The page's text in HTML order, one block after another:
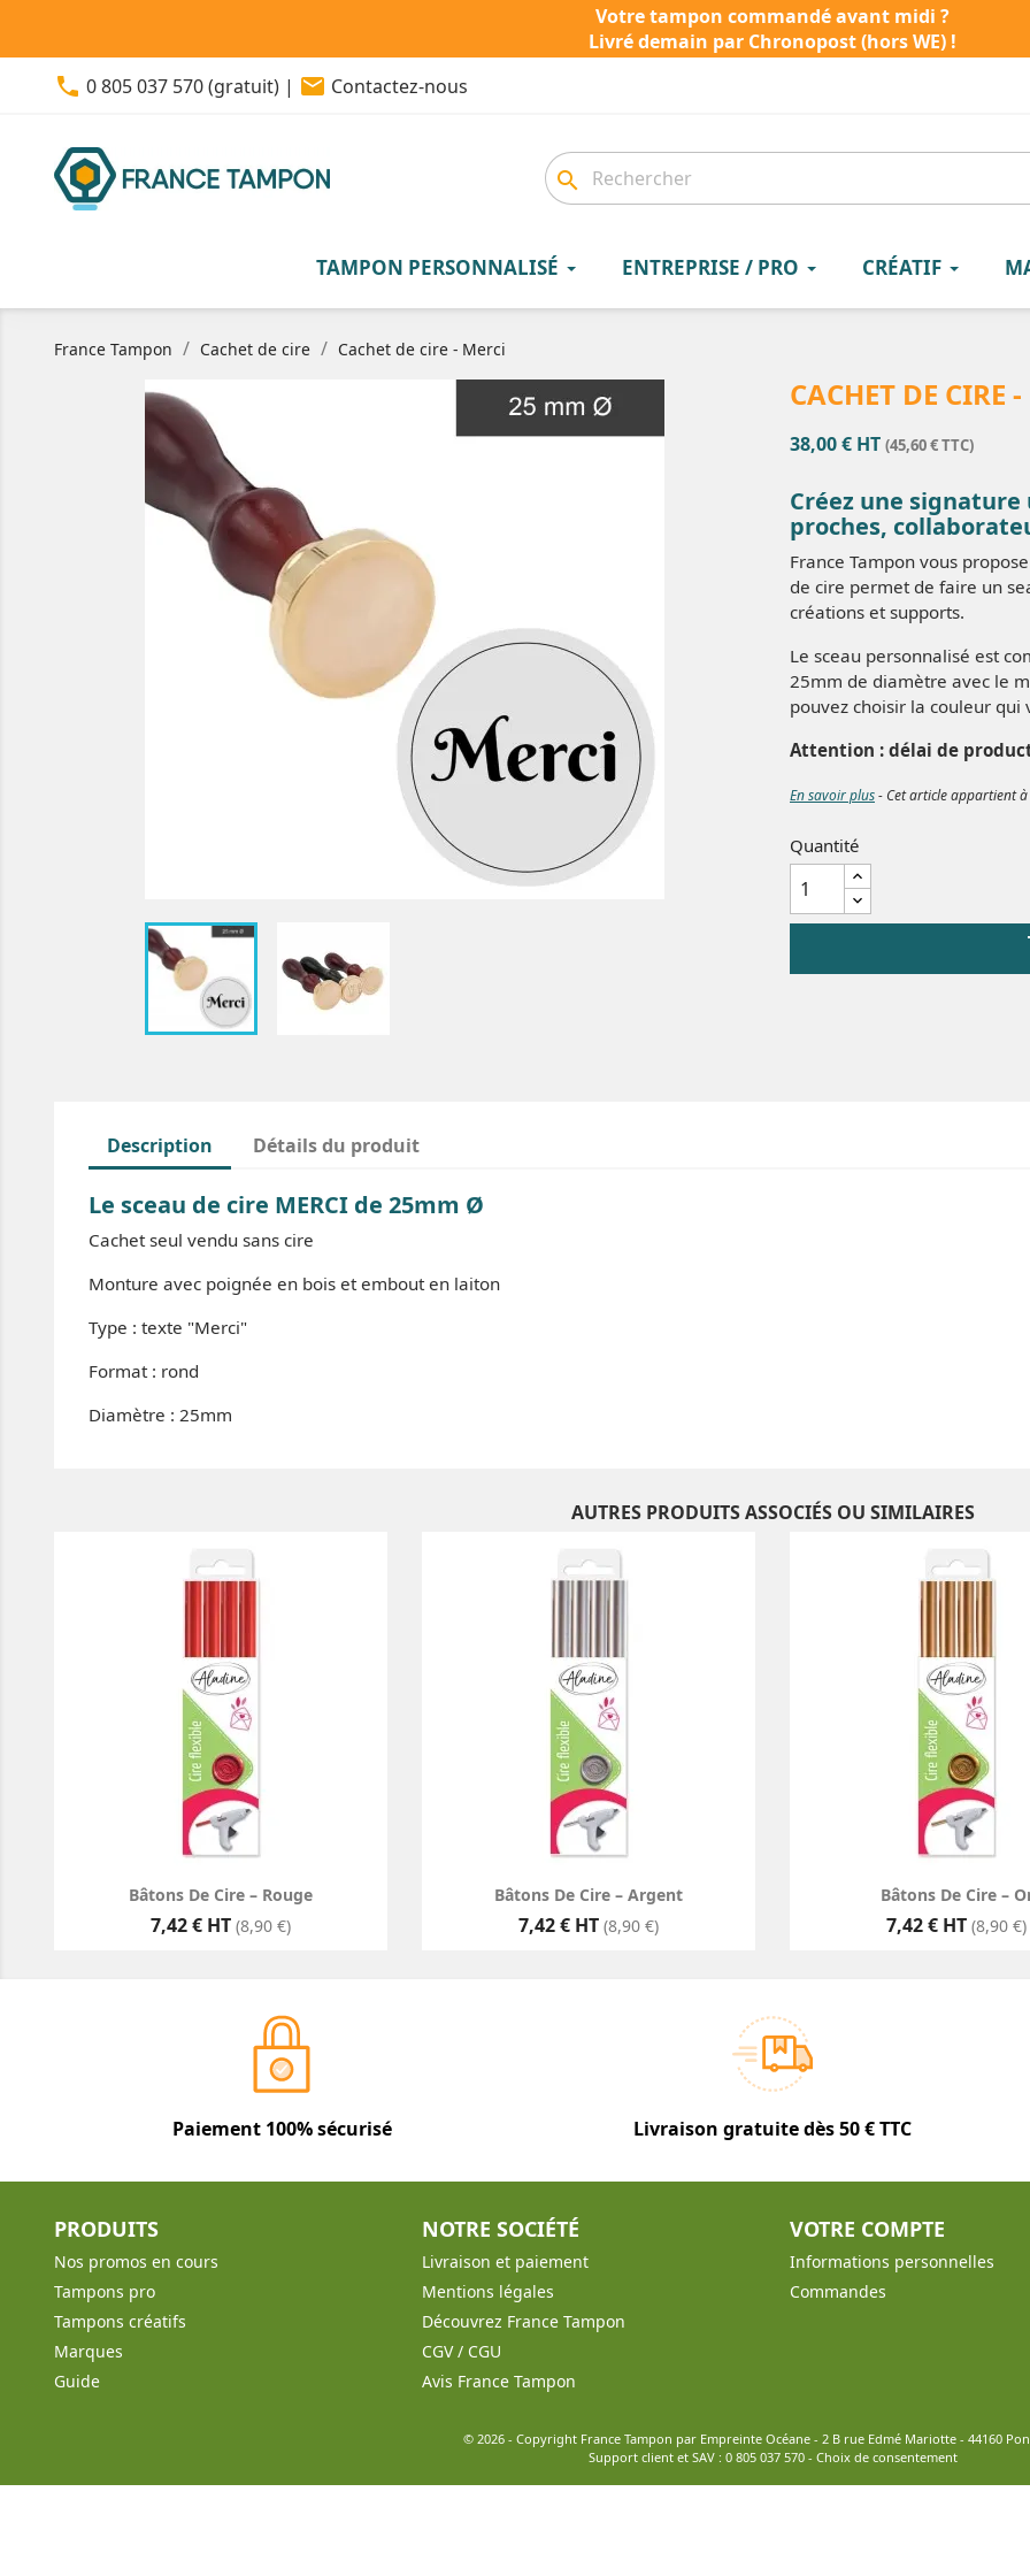
Votre tampon commandé avant midi ?
Livré demain par Chronopost (hors WE) !
phone 0 805 037 570 (gratuit) | email Contactez-nous
search
TAMPON PERSONNALISÉ ENTREPRISE / PRO CRÉATIF
France Tampon Cachet de cire Cachet de cire - Merci
CACHET DE CIRE
38,00 € HT (45,60 € TTC)
Créez une
proches,
France Tampon vous
de cire permet de faire un
créations et supports.
Le sceau personnalisé est
25mm de diamètre avec le
pouvez choisir la couleur
Attention : délai de
En savoir plus- Cet article appartient
Quantité
Description Détails du produit
Le sceau de cire MERCI de 25mm Ø
Cachet seul vendu sans cire
Monture avec poignée en bois et embout en laiton
Type : texte "Merci"
Format : rond
Diamètre : 25mm
AUTRES PRODUITS ASSOCIÉS OU SIMILAIRES
Bâtons De Cire – Rouge
Prix
7,42 € HT (8,90 €)
Bâtons De Cire – Argent
Prix
7,42 € HT (8,90 €)
Bâtons De Cire –
Prix
7,42 € HT (8,90 €)
Paiement 100% sécurisé Livraison gratuite dès 50 € TTC
PRODUITS
Nos promos en cours
Tampons pro
Tampons créatifs
Marques
Guide
NOTRE SOCIÉTÉ
Livraison et paiement
Mentions légales
Découvrez France Tampon
CGV / CGU
Avis France Tampon
VOTRE COMPTE
Informations personnelles
Commandes
© 2026 - Copyright France Tampon par Empreinte Océane - 2 B rue Edmé Mariotte - 44160
Support client et SAV : 0 805 037 570- Choix de consentement